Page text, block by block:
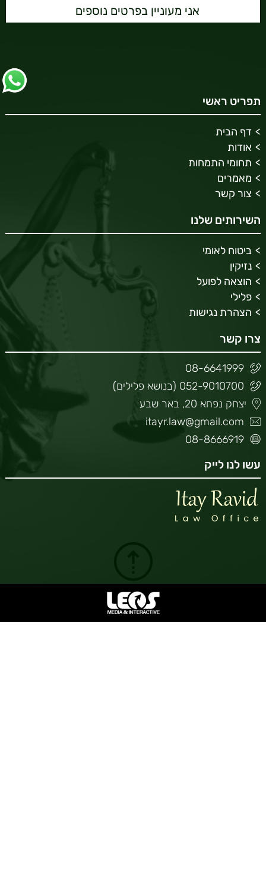
תפריט ראשי
דף הבית
אודות
תחומי התמחות
מאמרים
צור קשר
השירותים שלנו
ביטוח לאומי
נזיקין
הוצאה לפועל
פלילי
הצהרת נגישות
צרו קשר
08-6641999
052-9010700 (בנושא פלילים)
יצחק נפחא 20, באר שבע
itayr.law@gmail.com
08-8666919
עשו לנו לייק